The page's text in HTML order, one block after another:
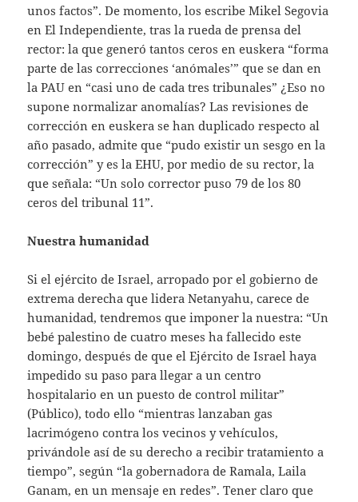
unos factos”. De momento, los escribe Mikel Segovia
en El Independiente, tras la rueda de prensa del
rector: la que generó tantos ceros en euskera “forma
parte de las correcciones ‘anómales’” que se dan en
la PAU en “casi uno de cada tres tribunales” ¿Eso no
supone normalizar anomalías? Las revisiones de
corrección en euskera se han duplicado respecto al
año pasado, admite que “pudo existir un sesgo en la
corrección” y es la EHU, por medio de su rector, la
que señala: “Un solo corrector puso 79 de los 80
ceros del tribunal 11”.
Nuestra humanidad
Si el ejército de Israel, arropado por el gobierno de
extrema derecha que lidera Netanyahu, carece de
humanidad, tendremos que imponer la nuestra: “Un
bebé palestino de cuatro meses ha fallecido este
domingo, después de que el Ejército de Israel haya
impedido su paso para llegar a un centro
hospitalario en un puesto de control militar”
(Público), todo ello “mientras lanzaban gas
lacrimógeno contra los vecinos y vehículos,
privándole así de su derecho a recibir tratamiento a
tiempo”, según “la gobernadora de Ramala, Laila
Ganam, en un mensaje en redes”. Tener claro que